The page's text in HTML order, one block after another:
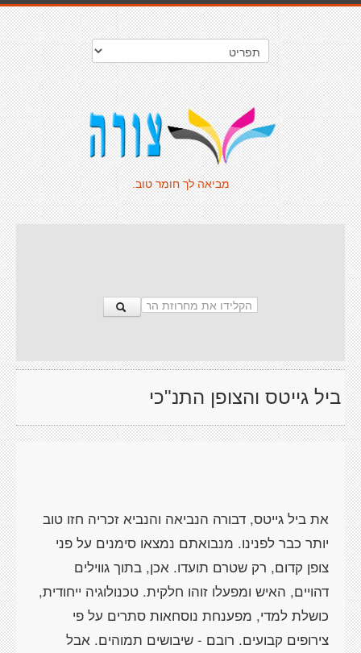
מביאה לך חומר טוב.
ביל גייטס והצופן התנ"כי
את ביל גייטס, דבורה הנביאה והנביא זכריה חזו טוב
יותר כבר לפנינו. מנבואתם נמצאו סימנים על פני
צופן קדום, רק שטרם תועדו. אכן, בתוך גווילים
דהויים, האיש ומפעלו זוהו חלקית. טכנולוגיה ייחודית,
כושלת למדי, מפענחת נוסחאות סתרים על פי
צירופים קבועים. רובם - שיבושים תמוהים. אבל